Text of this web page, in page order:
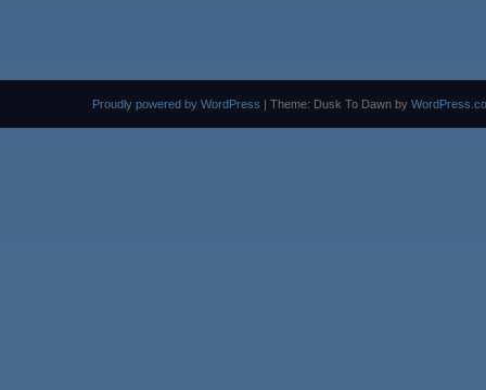
Proudly powered by WordPress Theme: Dusk To Dawn by